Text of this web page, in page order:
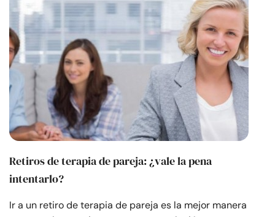
Retiros de terapia de pareja: ¿vale la pena
intentarlo?
Ir a un retiro de terapia de pareja es la mejor manera